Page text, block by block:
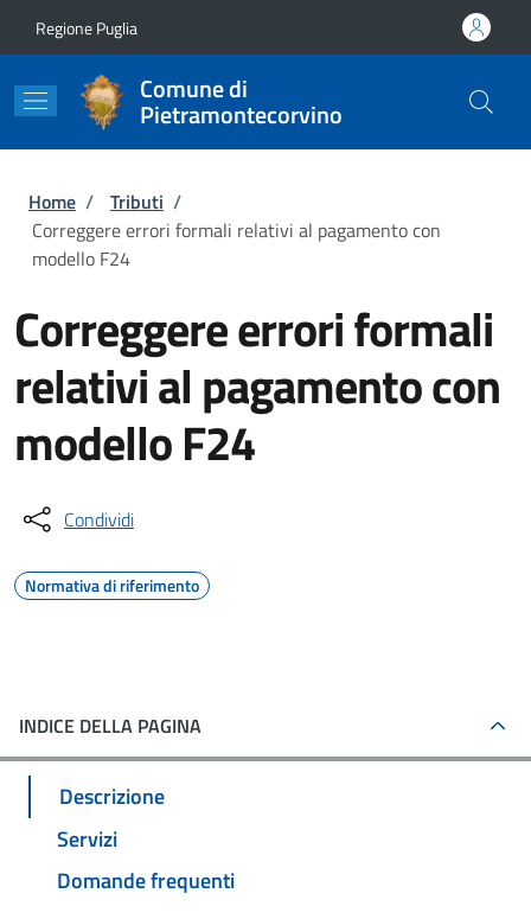
Regione Puglia
Comune di
Pietramontecorvino
Briciole di pane
Home / Tributi /
Correggere errori formali relativi al pagamento con
modello F24
Correggere errori formali
relativi al pagamento con
modello F24
Condividi
Normativa di riferimento
INDICE DELLA PAGINA
Descrizione
Servizi
Domande frequenti